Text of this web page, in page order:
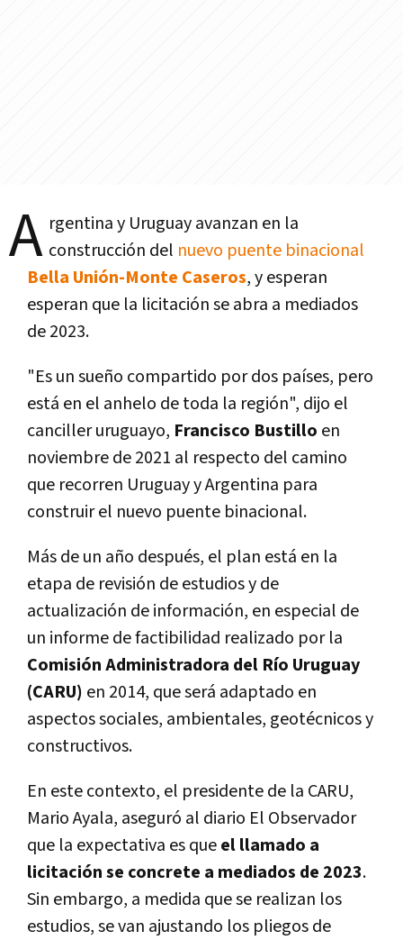
A rgentina y Uruguay avanzan en la
construcción del nuevo puente binacional
Bella Unión-Monte Caseros, y esperan
esperan que la licitación se abra a mediados
de 2023.
"Es un sueño compartido por dos países, pero
está en el anhelo de toda la región", dijo el
canciller uruguayo, Francisco Bustillo en
noviembre de 2021 al respecto del camino
que recorren Uruguay y Argentina para
construir el nuevo puente binacional.
Más de un año después, el plan está en la
etapa de revisión de estudios y de
actualización de información, en especial de
un informe de factibilidad realizado por la
Comisión Administradora del Río Uruguay
(CARU) en 2014, que será adaptado en
aspectos sociales, ambientales, geotécnicos y
constructivos.
En este contexto, el presidente de la CARU,
Mario Ayala, aseguró al diario El Observador
que la expectativa es queel llamado a
licitación se concrete a mediados de 2023.
Sin embargo, a medida que se realizan los
estudios, se van ajustando los pliegos de